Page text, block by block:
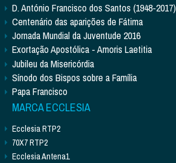
D. António Francisco dos Santos (1948-2017)
Centenário das aparições de Fátima
Jornada Mundial da Juventude 2016
Exortação Apostólica - Amoris Laetitia
Jubileu da Misericórdia
Sínodo dos Bispos sobre a Família
Papa Francisco
MARCA ECCLESIA
Ecclesia RTP2
70X7 RTP2
Ecclesia Antena1